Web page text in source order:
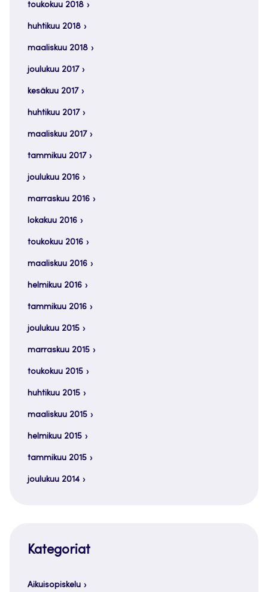
toukokuu 2018
huhtikuu 2018
maaliskuu 2018
joulukuu 2017
kesäkuu 2017
huhtikuu 2017
maaliskuu 2017
tammikuu 2017
joulukuu 2016
marraskuu 2016
lokakuu 2016
toukokuu 2016
maaliskuu 2016
helmikuu 2016
tammikuu 2016
joulukuu 2015
marraskuu 2015
toukokuu 2015
huhtikuu 2015
maaliskuu 2015
helmikuu 2015
tammikuu 2015
joulukuu 2014
Kategoriat
Aikuisopiskelu